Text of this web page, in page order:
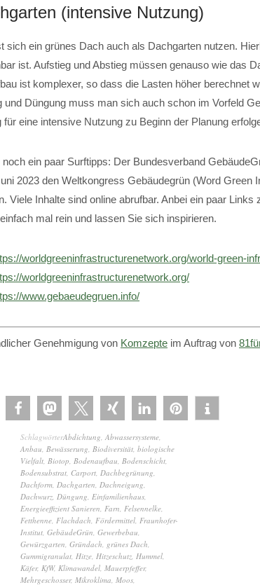
(intensive Nutzung)
sich ein grünes Dach auch als Dachgarten nutzen.
ist. Aufstieg und Abstieg müssen genauso wie das
ist komplexer, so dass die Lasten höher berechnet
und Düngung muss man sich auch schon im Vorfeld
für eine intensive Nutzung zu Beginn der Planung
ein paar Surftipps: Der Bundesverband
2023 den Weltkongress Gebäudegrün (Word Green
Viele Inhalte sind online abrufbar. Anbei ein paar
mal rein und lassen Sie sich inspirieren.
worldgreeninfrastructurenetwork.org/world-green-
worldgreeninfrastructurenetwork.org/
www.gebaeudegruen.info/
Genehmigung von Komzepte im Auftrag von
SchlagwörterAbdichtung Abwassersysteme
Anbau Bewässerung Biodiversität biologische
Vielfalt Biotop Bodenaufbau Bodenschicht
Bodensubstrat Carport Dachbegrünung
Dachform Dachgarten Dachneigung
Dachwurz Düngung Einfamilienhaus
Energieeffizient Sanieren Farn Felsennelke
Fetthenne Flachdach Fördermittel Fraunhofer-
Institut GebäudeGrün Gewerbebau
Gewürzgarten Gründach grünes Dach
Gummigranulat Hitze Hitzeschutz Hummel
Käfer, KfW, Klimawandel Mauerpfeffer,
Mehrgeschosser, Mikroklima Moos